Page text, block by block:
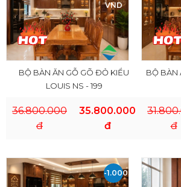
VND
BỘ BÀN ĂN GỖ GÕ ĐỎ KIỂU
LOUIS NS - 199
36.800.000
đ
35.800.000
đ
BỘ BÀN
đ
-1.000.000